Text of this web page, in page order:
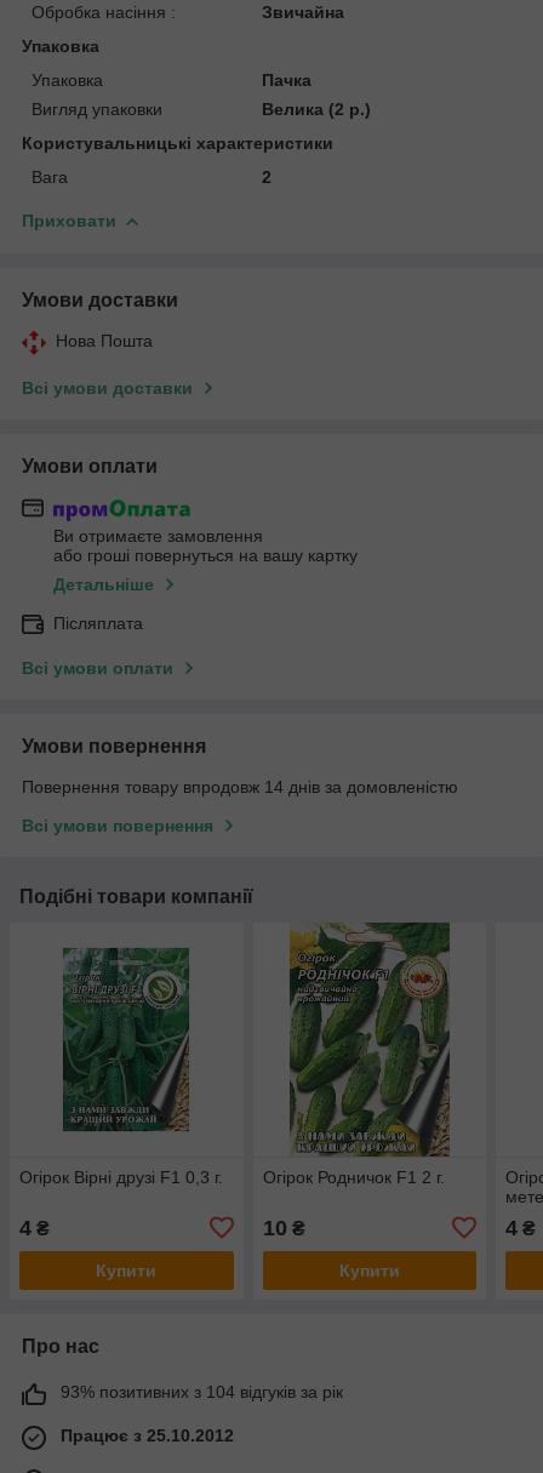
Обробка насіння :
Звичайна
Упаковка
Упаковка
Пачка
Вигляд упаковки
Велика (2 р.)
Користувальницькі характеристики
Вага
2
Приховати
Умови доставки
Нова Пошта
Всі умови доставки
Умови оплати
Ви отримаєте замовлення
або гроші повернуться на вашу картку
Детальніше
Післяплата
Всі умови оплати
Умови повернення
Повернення товару впродовж 14 днів за домовленістю
Всі умови повернення
Подібні товари компанії
Огірок Вірні друзі F1 0,3 г.
4 ₴
Купити
Огірок Родничок F1 2 г.
10 ₴
Купити
4 ₴
Про нас
93% позитивних з 104 відгуків за рік
Працює з 25.10.2012